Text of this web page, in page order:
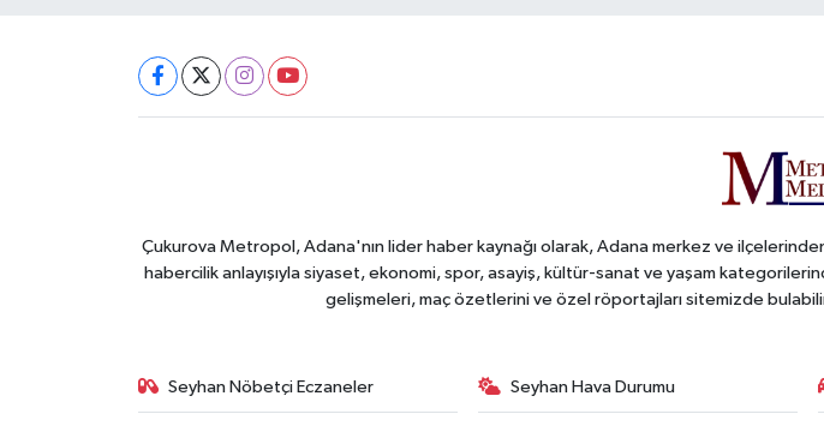
Çukurova Metropol, Adana'nın lider haber kaynağı olarak, Adana merkez ve
habercilik anlayışıyla siyaset, ekonomi, spor, asayiş, kültür-sanat ve yaşam
gelişmeleri, maç özetlerini ve özel röportajları sitemizde
Seyhan Nöbetçi Eczaneler Seyhan Hava Durumu